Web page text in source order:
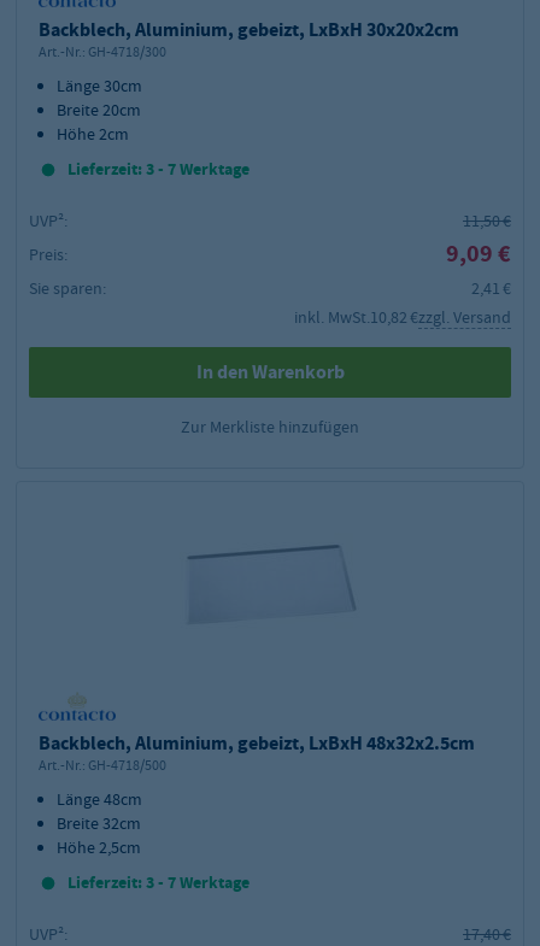
Backblech, Aluminium, gebeizt, LxBxH 30x20x2cm
Art.-Nr.: GH-4718/300
Länge 30cm
Breite 20cm
Höhe 2cm
Lieferzeit: 3 - 7 Werktage
UVP²:
11,50 €
Preis:
9,09 €
Sie sparen:
2,41 €
inkl. MwSt.10,82 €zzgl. Versand
In den Warenkorb
Zur Merkliste hinzufügen
Backblech, Aluminium, gebeizt, LxBxH 48x32x2.5cm
Art.-Nr.: GH-4718/500
Länge 48cm
Breite 32cm
Höhe 2,5cm
Lieferzeit: 3 - 7 Werktage
UVP²:
17,40 €